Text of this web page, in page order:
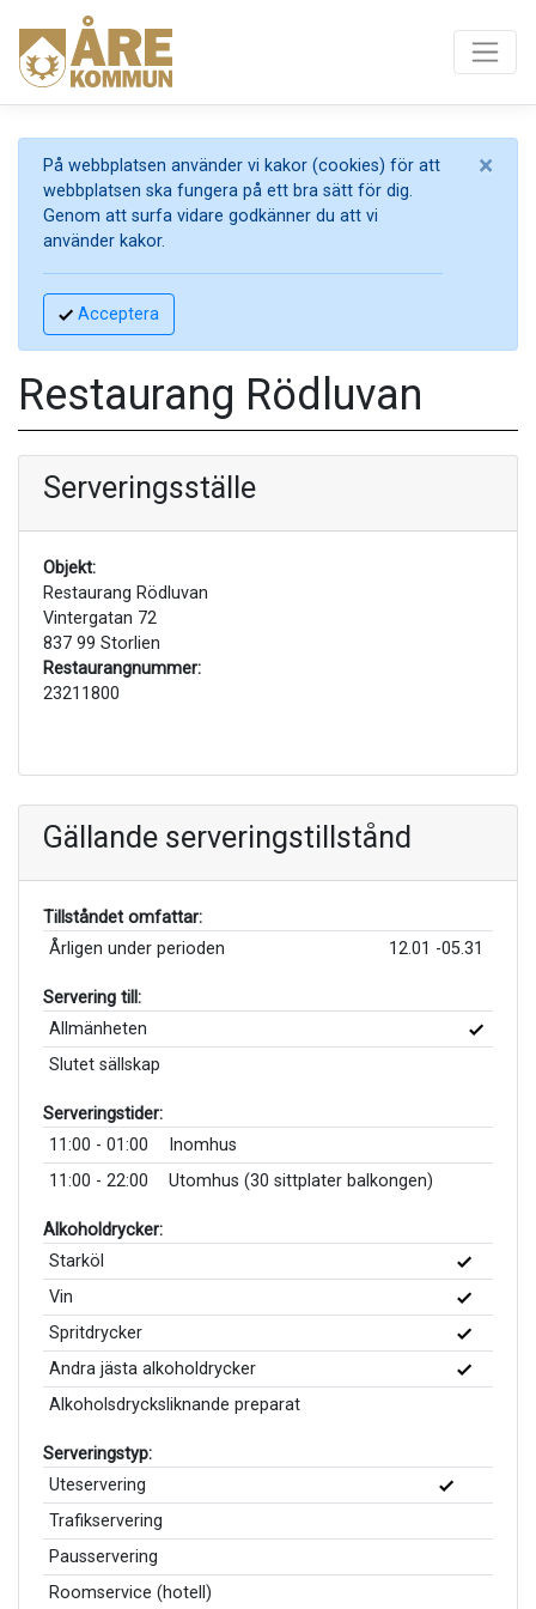
På webbplatsen använder vi kakor (cookies) för att
webbplatsen ska fungera på ett bra sätt för dig.
Genom att surfa vidare godkänner du att vi
använder kakor.
Acceptera
×
Restaurang Rödluvan
Serveringsställe
Objekt:
Restaurang Rödluvan
Vintergatan 72
837 99 Storlien
Restaurangnummer:
23211800
Gällande serveringstillstånd
Tillståndet omfattar:
Årligen under perioden
12.01 -05.31
Servering till:
Allmänheten
Slutet sällskap
Serveringstider:
11:00 - 01:00
Inomhus
11:00 - 22:00
Utomhus (30 sittplater balkongen)
Alkoholdrycker:
Starköl
Vin
Spritdrycker
Andra jästa alkoholdrycker
Alkoholsdrycksliknande preparat
Serveringstyp:
Uteservering
Trafikservering
Pausservering
Roomservice (hotell)